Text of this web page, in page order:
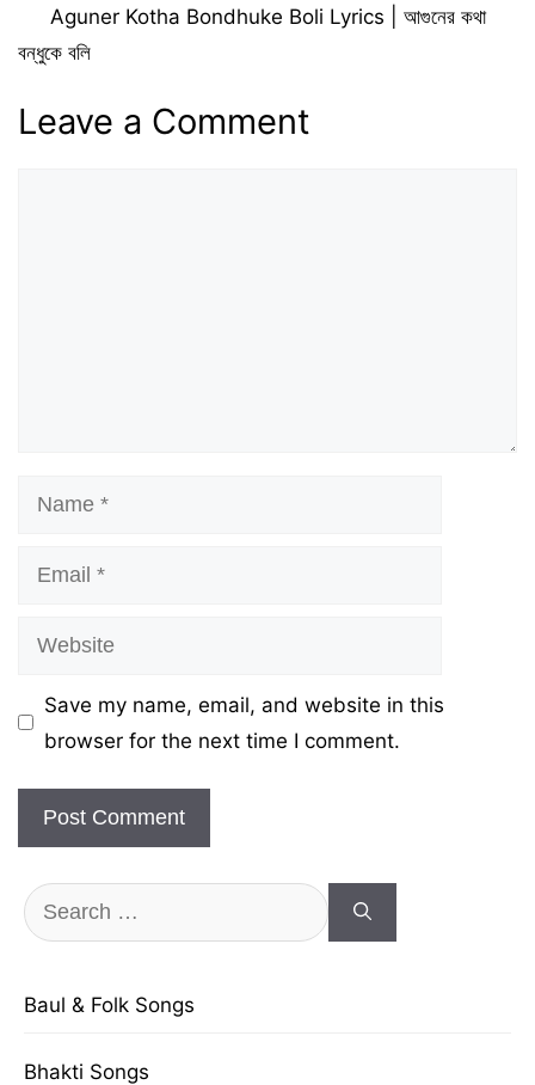
Aguner Kotha Bondhuke Boli Lyrics | আগুনের কথা
বন্ধুকে বলি
Leave a Comment
Name
Email
Website
Save my name, email, and website in this
browser for the next time I comment.
Search
for:
Baul & Folk Songs
Bhakti Songs